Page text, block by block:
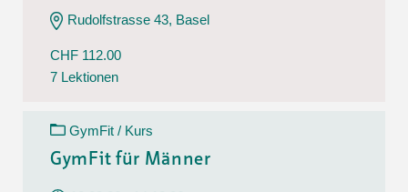
Rudolfstrasse 43, Basel
CHF 112.00
7 Lektionen
GymFit / Kurs
GymFit für Männer